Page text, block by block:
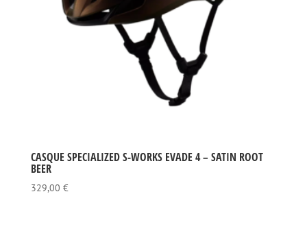
CASQUE SPECIALIZED S-WORKS EVADE 4 – SATIN ROOT
BEER
329,00 €